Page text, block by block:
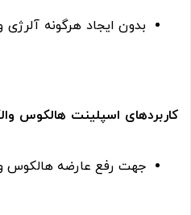
بدون ایجاد هرگونه
کاربردهای اسپلینت هالکوس
جهت رفع عارضه هالکوس